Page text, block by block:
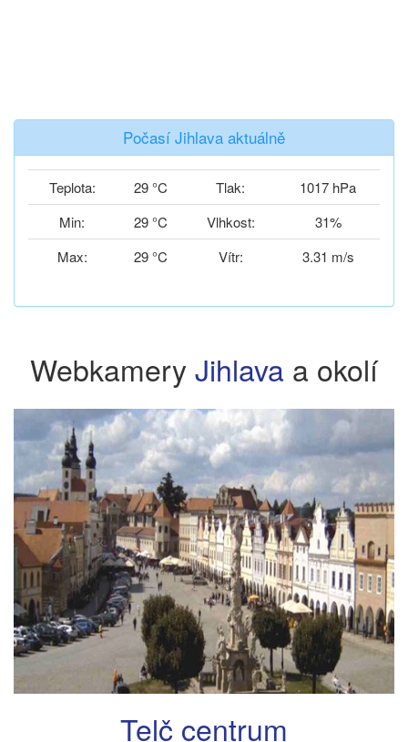
Počasí Jihlava aktuálně
Teplota: 29 °C Tlak:
1017 hPa
Min:
29 °C Vlhkost:
31%
Max:
29 °C Vítr: 3.31 m/s
Webkamery Jihlava a okolí
Telč centrum